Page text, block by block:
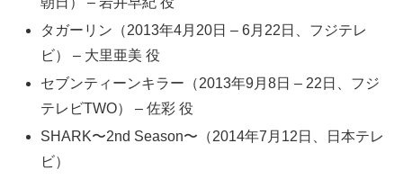
タガーリン（2013年4月20日 – 6月22日、フジテレ
ビ） – 大里亜美 役
セブンティーンキラー（2013年9月8日 – 22日、フジ
テレビTWO） – 佐彩 役
SHARK〜2nd Season〜（2014年7月12日、日本テレ
ビ）